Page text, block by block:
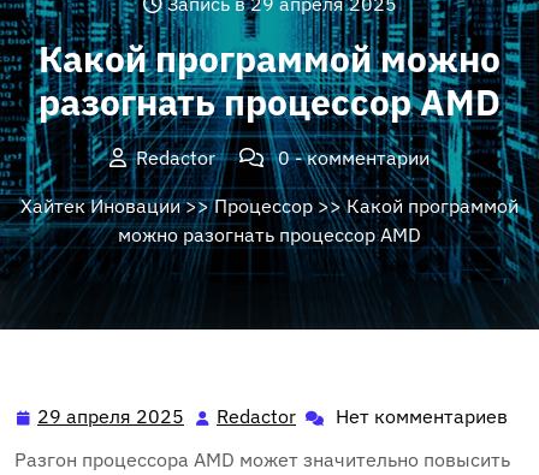
Какой программой можно
разогнать процессор AMD
Redactor
0 - комментарии
Хайтек Иновации>>Процессор>> Какой программой
можно разогнать процессор AMD
29 апреля 2025 29 Redactor Redactor
Нет комментариев
Разгон процессора AMD может значительно повысить